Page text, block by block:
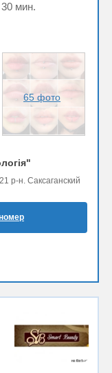
30 мин.
65 фото
р-н. Саксаганский